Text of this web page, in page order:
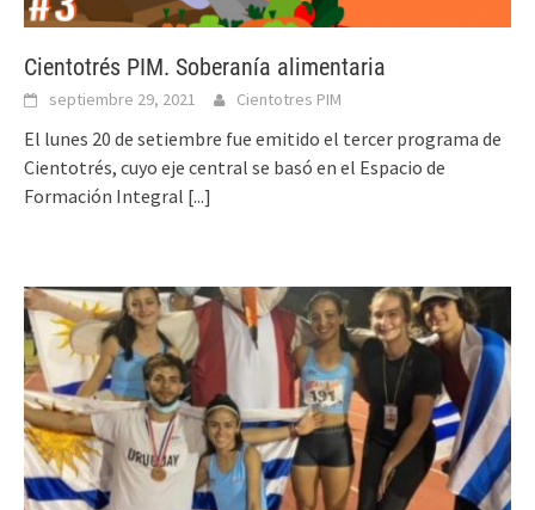
Cientotrés PIM. Soberanía alimentaria
septiembre 29, 2021 Cientotres PIM
El lunes 20 de setiembre fue emitido el tercer programa de
Cientotrés, cuyo eje central se basó en el Espacio de
Formación Integral [...]